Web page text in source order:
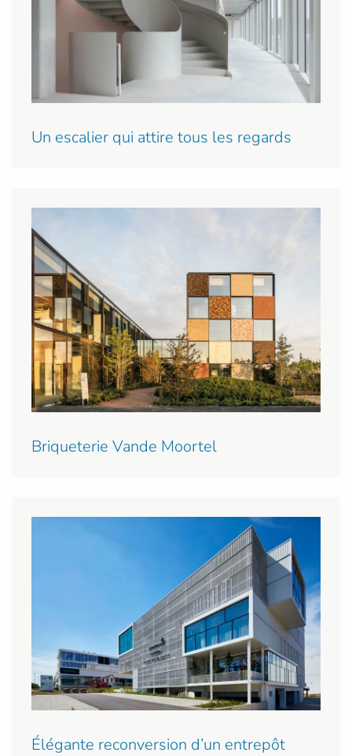
Un escalier qui attire tous les regards
Briqueterie Vande Moortel
Élégante reconversion d’un entrepôt